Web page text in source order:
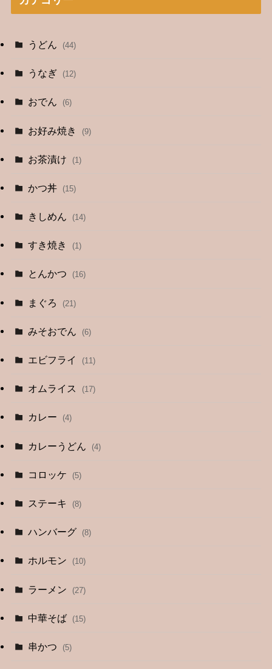
うどん (44)
うなぎ (12)
おでん (6)
お好み焼き (9)
お茶漬け (1)
かつ丼 (15)
きしめん (14)
すき焼き (1)
とんかつ (16)
まぐろ (21)
みそおでん (6)
エビフライ (11)
オムライス (17)
カレー (4)
カレーうどん (4)
コロッケ (5)
ステーキ (8)
ハンバーグ (8)
ホルモン (10)
ラーメン (27)
中華そば (15)
串かつ (5)